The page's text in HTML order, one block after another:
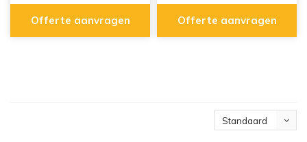
Offerte aanvragen Offerte aanvragen
Standaard